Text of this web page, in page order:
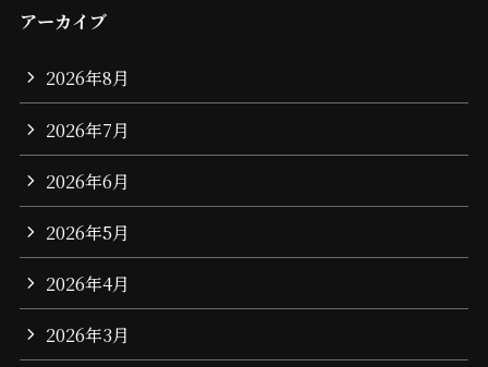
アーカイブ
2026年8月
2026年7月
2026年6月
2026年5月
2026年4月
2026年3月